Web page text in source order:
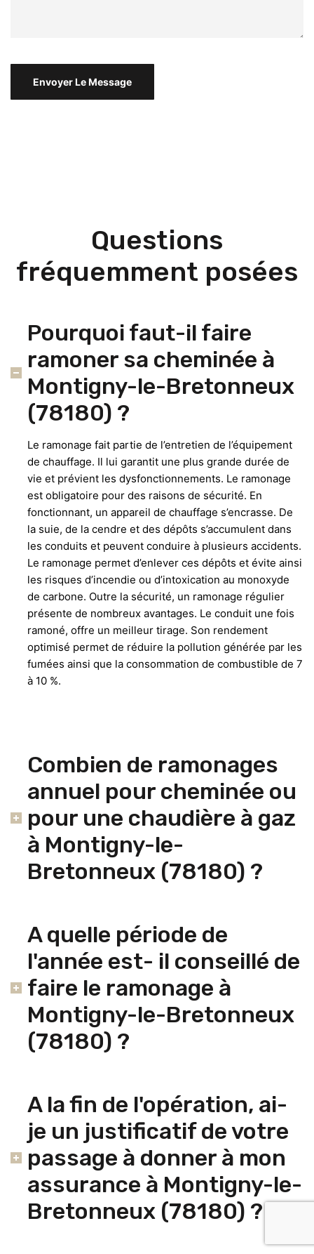
Questions
fréquemment posées
Pourquoi faut-il faire
ramoner sa cheminée à
Montigny-le-Bretonneux
(78180) ?
Le ramonage fait partie de l’entretien de l’équipement
de chauffage. Il lui garantit une plus grande durée de
vie et prévient les dysfonctionnements. Le ramonage
est obligatoire pour des raisons de sécurité. En
fonctionnant, un appareil de chauffage s’encrasse. De
la suie, de la cendre et des dépôts s’accumulent dans
les conduits et peuvent conduire à plusieurs accidents.
Le ramonage permet d’enlever ces dépôts et évite ainsi
les risques d’incendie ou d’intoxication au monoxyde
de carbone. Outre la sécurité, un ramonage régulier
présente de nombreux avantages. Le conduit une fois
ramoné, offre un meilleur tirage. Son rendement
optimisé permet de réduire la pollution générée par les
fumées ainsi que la consommation de combustible de 7
à 10 %.
Combien de ramonages
annuel pour cheminée ou
pour une chaudière à gaz
à Montigny-le-
Bretonneux (78180) ?
A quelle période de
l'année est- il conseillé de
faire le ramonage à
Montigny-le-Bretonneux
(78180) ?
A la fin de l'opération, ai-
je un justificatif de votre
passage à donner à mon
assurance à Montigny-le-
Bretonneux (78180) ?